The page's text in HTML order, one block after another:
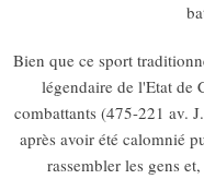
Bien que ce sport
légendaire de l'Etat de
combattants (475-221 av.
après avoir été calomnié
rassembler les gens